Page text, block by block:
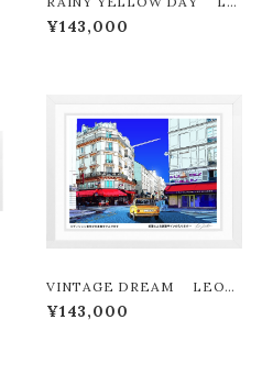
ON TERASHIMA版画作品18
0作限定
¥143,000
VINTAGE DREAM LEON
TERASHIMA版画作品180作
限定
¥143,000